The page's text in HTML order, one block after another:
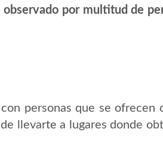
por multitud de
personas que se
llevarte a lugares donde